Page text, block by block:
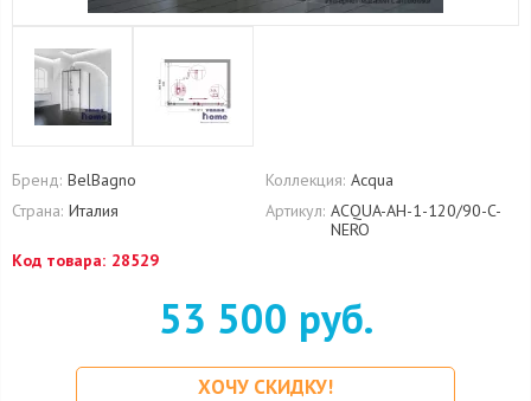
Бренд: BelBagno Коллекция: Acqua
Страна: Италия Артикул: ACQUA-AH-1-120/90-C-
NERO
Код товара: 28529
53 500 руб.
ХОЧУ СКИДКУ!